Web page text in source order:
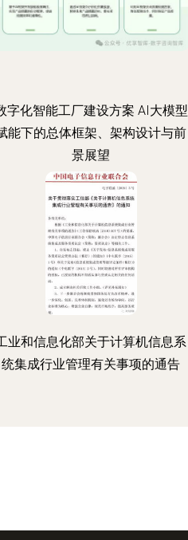
字化智能工厂建设方案 AI大模型
能下的总体框架、架构设计与前
景展望
业和信息化部关于计算机信息系
统集成行业管理有关事项的通告